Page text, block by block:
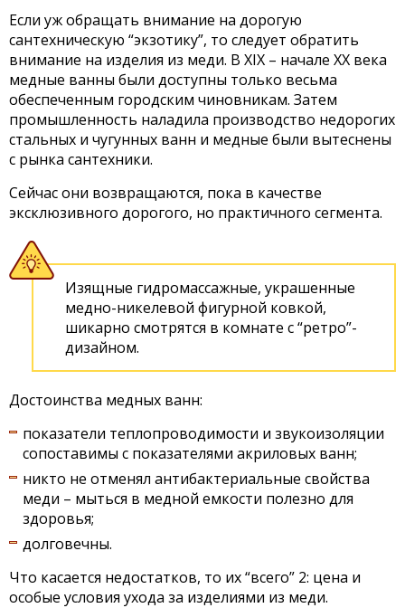
Если уж обращать внимание на дорогую
сантехническую “экзотику”, то следует обратить
внимание на изделия из меди. В XIX – начале XX века
медные ванны были доступны только весьма
обеспеченным городским чиновникам. Затем
промышленность наладила производство недорогих
стальных и чугунных ванн и медные были вытеснены
с рынка сантехники.
Сейчас они возвращаются, пока в качестве
эксклюзивного дорогого, но практичного сегмента.
Изящные гидромассажные, украшенные
медно-никелевой фигурной ковкой,
шикарно смотрятся в комнате с “ретро”-
дизайном.
Достоинства медных ванн:
показатели теплопроводимости и звукоизоляции
сопоставимы с показателями акриловых ванн;
никто не отменял антибактериальные свойства
меди – мыться в медной емкости полезно для
здоровья;
долговечны.
Что касается недостатков, то их “всего” 2: цена и
особые условия ухода за изделиями из меди.